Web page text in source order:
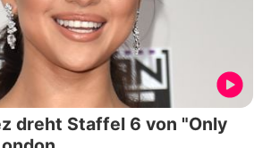
dreht Staffel 6 von "Only